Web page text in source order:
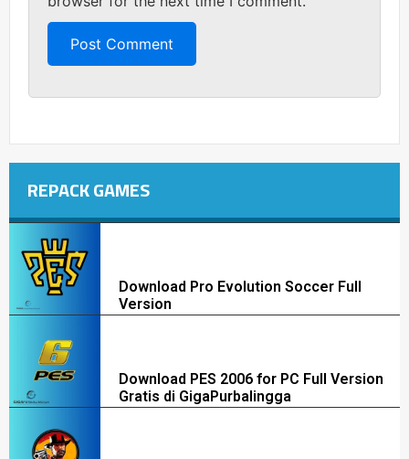
REPACK GAMES
Download Pro Evolution Soccer Full
Version
Download PES 2006 for PC Full Version
Gratis di GigaPurbalingga